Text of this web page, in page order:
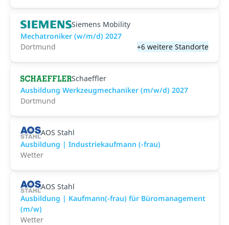
Siemens Mobility
Mechatroniker (w/m/d) 2027
Dortmund
+6 weitere Standorte
Schaeffler
Ausbildung Werkzeugmechaniker (m/w/d) 2027
Dortmund
AOS Stahl
Ausbildung | Industriekaufmann (-frau)
Wetter
AOS Stahl
Ausbildung | Kaufmann(-frau) für Büromanagement
(m/w)
Wetter